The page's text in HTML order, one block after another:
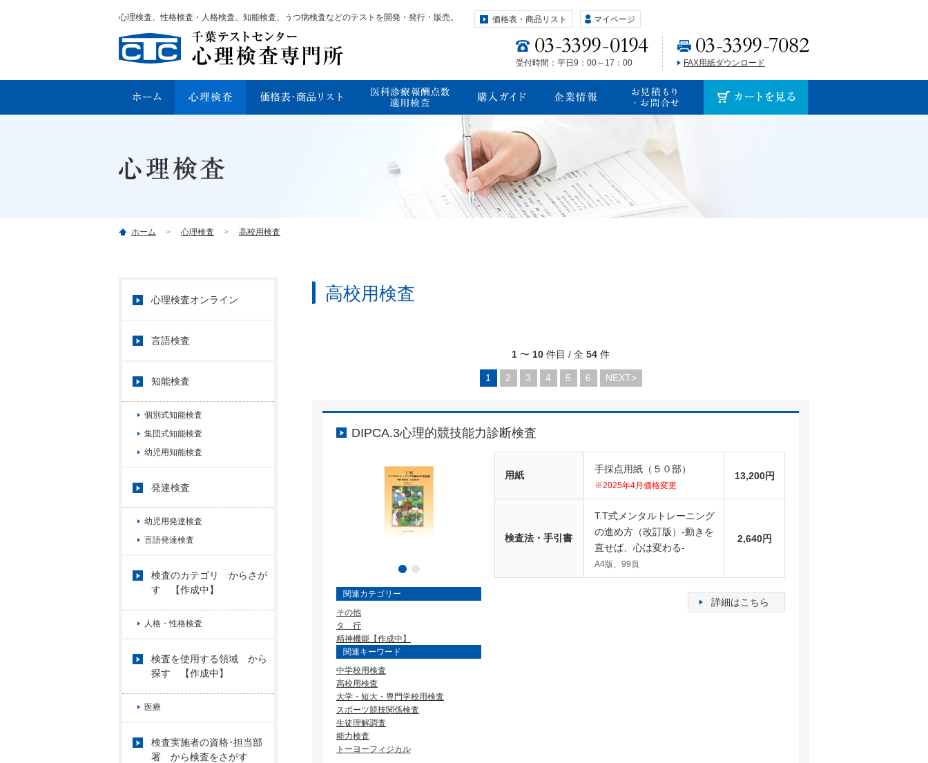
心理検査、性格検査・人格検査、知能検査、うつ病検査などのテストを開発・発行・販売。 価格表・商品リスト マイページ
受付時間：平日9：00～17：00 FAX用紙ダウンロード
ホーム 心理検査 高校用検査
高校用検査
1 〜 10 件目 / 全 54 件
1 2 3 4 5 6 NEXT>
DIPCA.3心理的競技能力診断検査
関連カテゴリー
その他
タ 行
精神機能【作成中】
関連キーワード
中学校用検査
高校用検査
大学・短大・専門学校用検査
スポーツ競技関係検査
生徒理解調査
能力検査
トーヨーフィジカル
用紙
手採点用紙（５０部）
※2025年4月価格変更
13,200円
検査法・手引書
T.T式メンタルトレーニング
の進め方（改訂版）-動きを
直せば、心は変わる-
A4版、99頁
2,640円
詳細はこちら
心理検査オンライン
言語検査
知能検査
個別式知能検査
集団式知能検査
幼児用知能検査
発達検査
幼児用発達検査
言語発達検査
検査のカテゴリ からさが
す 【作成中】
人格・性格検査
検査を使用する領域 から
探す 【作成中】
医療
検査実施者の資格･担当部
署 から検査をさがす